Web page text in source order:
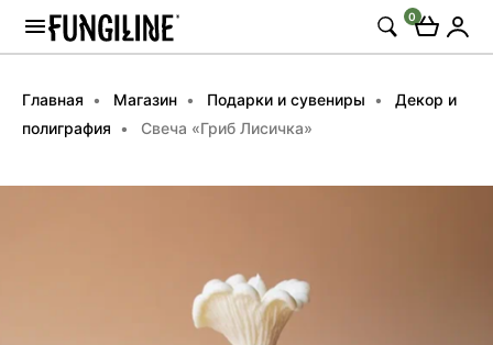
0
Главная Магазин Подарки и сувениры
Декор и
полиграфия
Свеча «Гриб Лисичка»